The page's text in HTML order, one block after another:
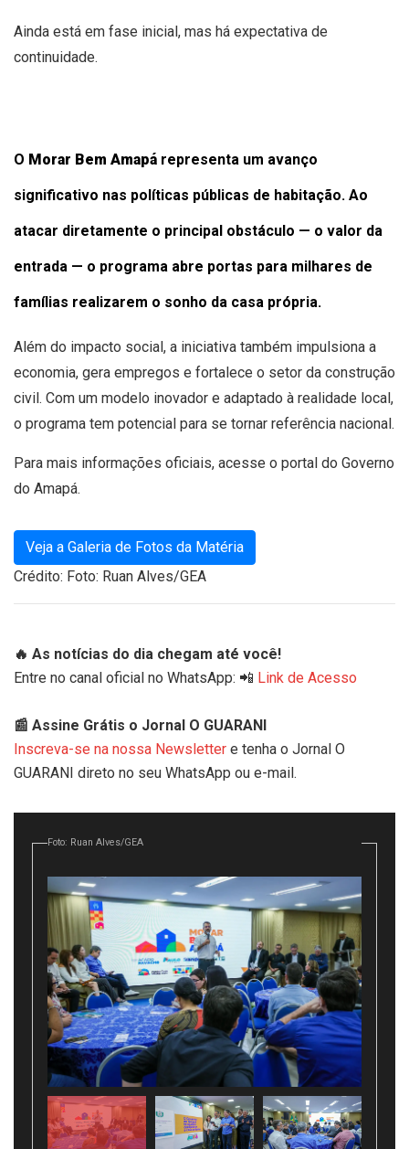
Ainda está em fase inicial, mas há expectativa de
continuidade.
O Morar Bem Amapá representa um avanço
significativo nas políticas públicas de habitação. Ao
atacar diretamente o principal obstáculo — o valor da
entrada — o programa abre portas para milhares de
famílias realizarem o sonho da casa própria.
Além do impacto social, a iniciativa também impulsiona a
economia, gera empregos e fortalece o setor da construção
civil. Com um modelo inovador e adaptado à realidade local,
o programa tem potencial para se tornar referência nacional.
Para mais informações oficiais, acesse o portal do Governo
do Amapá.
Veja a Galeria de Fotos da Matéria
Crédito: Foto: Ruan Alves/GEA
🔥 As notícias do dia chegam até você!
Entre no canal oficial no WhatsApp: 📲 Link de Acesso
📰 Assine Grátis o Jornal O GUARANI
Inscreva-se na nossa Newsletter e tenha o Jornal O
GUARANI direto no seu WhatsApp ou e-mail.
Foto: Ruan Alves/GEA